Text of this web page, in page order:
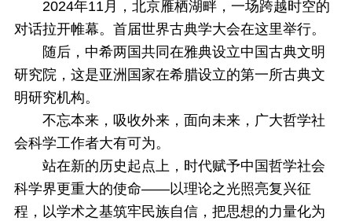
2024年11月，北京雁栖湖畔，一场跨越时空的
对话拉开帷幕。首届世界古典学大会在这里举行。
随后，中希两国共同在雅典设立中国古典文明
研究院，这是亚洲国家在希腊设立的第一所古典文
明研究机构。
不忘本来，吸收外来，面向未来，广大哲学社
会科学工作者大有可为。
站在新的历史起点上，时代赋予中国哲学社会
科学界更重大的使命——以理论之光照亮复兴征
程，以学术之基筑牢民族自信，把思想的力量化为